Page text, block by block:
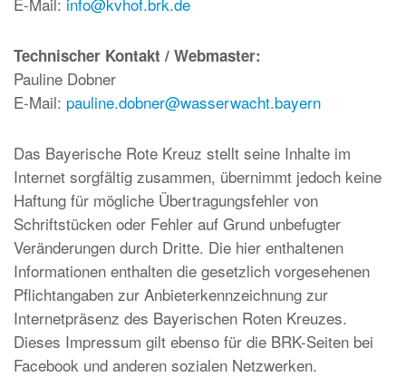
Technischer Kontakt / Webmaster:
Pauline Dobner
E-Mail: pauline.dobner@wasserwacht.bayern
Das Bayerische Rote Kreuz stellt seine Inhalte im
Internet sorgfältig zusammen, übernimmt jedoch keine
Haftung für mögliche Übertragungsfehler von
Schriftstücken oder Fehler auf Grund unbefugter
Veränderungen durch Dritte. Die hier enthaltenen
Informationen enthalten die gesetzlich vorgesehenen
Pflichtangaben zur Anbieterkennzeichnung zur
Internetpräsenz des Bayerischen Roten Kreuzes.
Dieses Impressum gilt ebenso für die BRK-Seiten bei
Facebook und anderen sozialen Netzwerken.